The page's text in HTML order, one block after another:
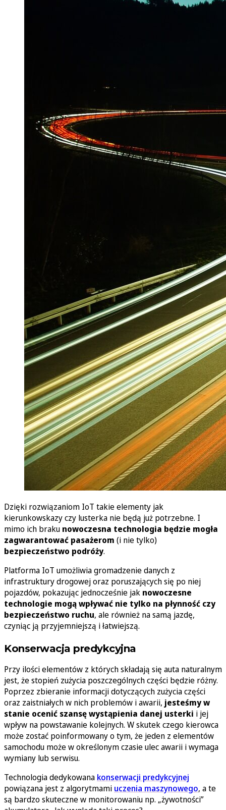
Dzięki rozwiązaniom IoT takie elementy jak
kierunkowskazy czy lusterka nie będą już potrzebne. I
mimo ich braku nowoczesna technologia będzie mogła
zagwarantować pasażerom (i nie tylko)
bezpieczeństwo podróży.
Platforma IoT umożliwia gromadzenie danych z
infrastruktury drogowej oraz poruszających się po niej
pojazdów, pokazując jednocześnie jak nowoczesne
technologie mogą wpływać nie tylko na płynność czy
bezpieczeństwo ruchu, ale również na samą jazdę,
czyniąc ją przyjemniejszą i łatwiejszą.
Konserwacja predykcyjna
Przy ilości elementów z których składają się auta naturalnym
jest, że stopień zużycia poszczególnych części będzie różny.
Poprzez zbieranie informacji dotyczących zużycia części
oraz zaistniałych w nich problemów i awarii, jesteśmy w
stanie ocenić szansę wystąpienia danej usterki i jej
wpływ na powstawanie kolejnych. W skutek czego kierowca
może zostać poinformowany o tym, że jeden z elementów
samochodu może w określonym czasie ulec awarii i wymaga
wymiany lub serwisu.
Technologia dedykowana konserwacji predykcyjnej
powiązana jest z algorytmami uczenia maszynowego, a te
są bardzo skuteczne w monitorowaniu np. „żywotności”